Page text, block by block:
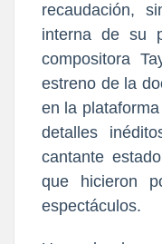
recaudación,
interna de su
compositora
estreno de la
en la
detalles
cantante
que hicieron
espectáculos.